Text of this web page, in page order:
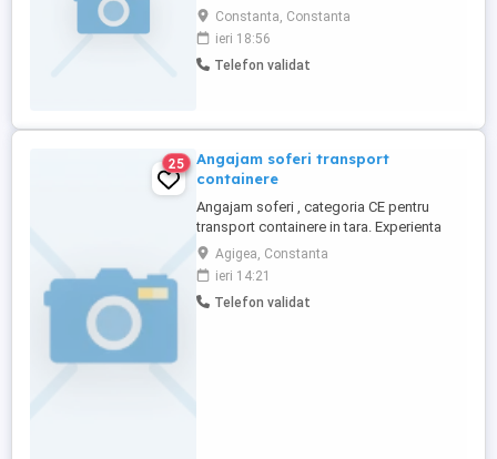
evenimente speciale. Serios, curat,
neconsumator de băuturi alcoolice, cu
studii postliceale vorbitor de engleză și
germană.
Constanta, Constanta
ieri 18:56
Telefon validat
25
Angajam soferi transport
containere
Angajam soferi , categoria CE pentru
transport containere in tara. Experienta
minim 2 ani transport containere în
România. Salariu 5000 lei + alte bonusuri.
Detalii la numarul de telefon.
Agigea, Constanta
ieri 14:21
Telefon validat